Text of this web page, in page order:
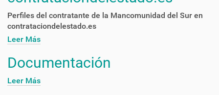
Perfiles del contratante de la Mancomunidad del Sur en
contrataciondelestado.es
Leer Más
Documentación
Leer Más